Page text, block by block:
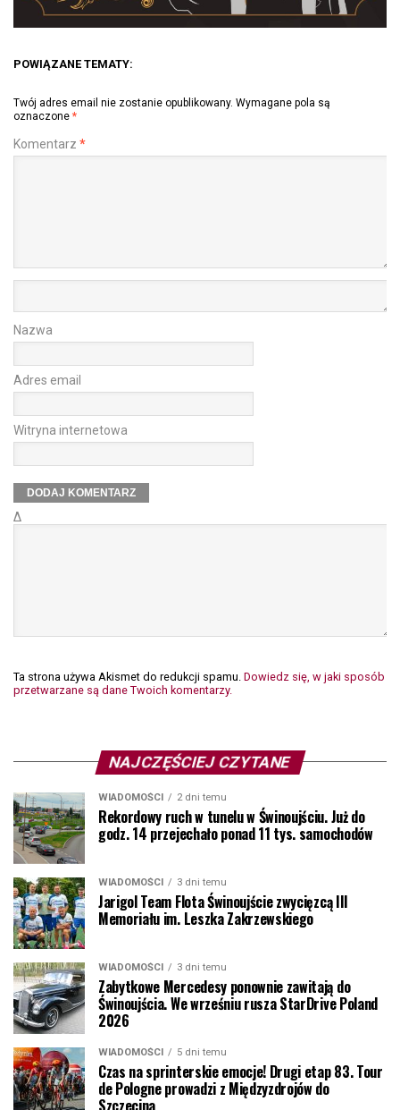
POWIĄZANE TEMATY:
Twój adres email nie zostanie opublikowany. Wymagane pola są
oznaczone *
Komentarz *
Nazwa
Adres email
Witryna internetowa
Δ
Ta strona używa Akismet do redukcji spamu. Dowiedz się, w jaki sposób
przetwarzane są dane Twoich komentarzy.
NAJCZĘŚCIEJ CZYTANE
WIADOMOŚCI 2 dni temu
Rekordowy ruch w tunelu w Świnoujściu. Już do
godz. 14 przejechało ponad 11 tys. samochodów
WIADOMOŚCI 3 dni temu
Jarigol Team Flota Świnoujście zwycięzcą III
Memoriału im. Leszka Zakrzewskiego
WIADOMOŚCI 3 dni temu
Zabytkowe Mercedesy ponownie zawitają do
Świnoujścia. We wrześniu rusza StarDrive Poland
2026
WIADOMOŚCI 5 dni temu
Czas na sprinterskie emocje! Drugi etap 83. Tour
de Pologne prowadzi z Międzyzdrojów do
Szczecina